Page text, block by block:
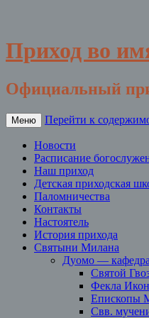
Приход во
Официальный
Меню Перейти к
Новости
Расписание
Наш приход
Детская приходская
Паломничества
Контакты
Настоятель
История прихода
Святыни Милана
Дуомо —
Святой
Фекла
Епископы
Свв.